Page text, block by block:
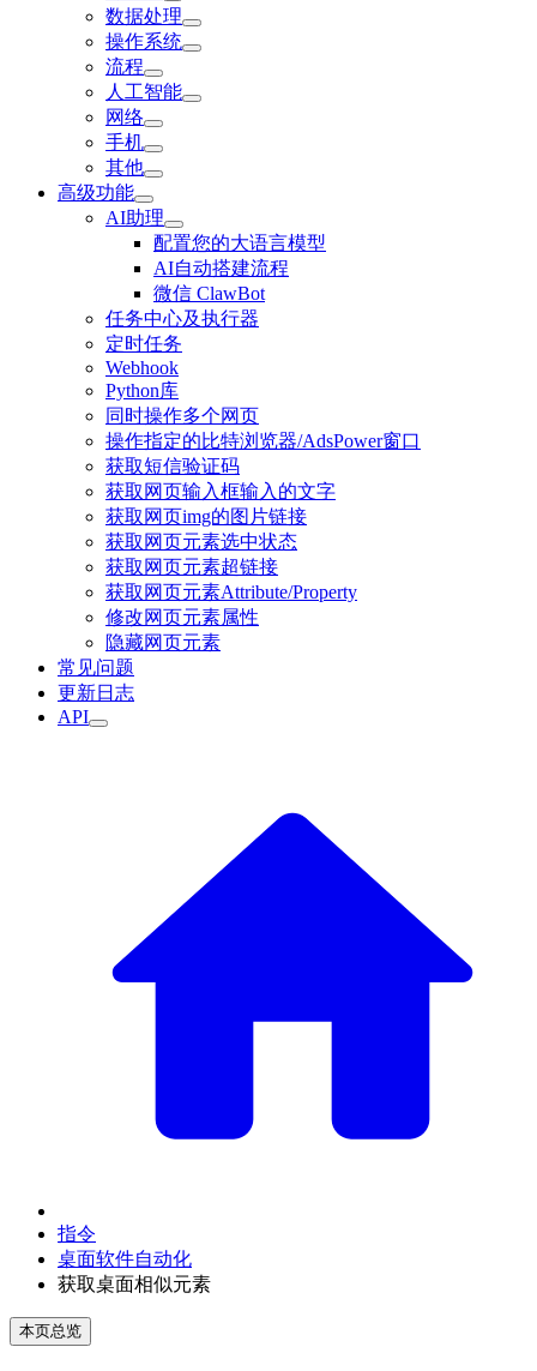
数据处理
操作系统
流程
人工智能
网络
手机
其他
高级功能
AI助理
配置您的大语言模型
AI自动搭建流程
微信 ClawBot
任务中心及执行器
定时任务
Webhook
Python库
同时操作多个网页
操作指定的比特浏览器/AdsPower窗口
获取短信验证码
获取网页输入框输入的文字
获取网页img的图片链接
获取网页元素选中状态
获取网页元素超链接
获取网页元素Attribute/Property
修改网页元素属性
隐藏网页元素
常见问题
更新日志
API
指令
桌面软件自动化
获取桌面相似元素
本页总览